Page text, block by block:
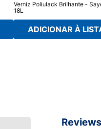
Verniz Poliulack Brilhante -
18L
ADICIONAR À